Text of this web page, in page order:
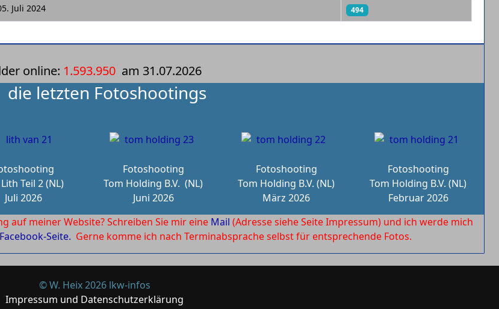
Juli 2024 494
online: 1.593.950 am 31.07.2026
die letzten Fotoshootings
Teil 2 (NL)
Juli 2026
Fotoshooting
Tom Holding B.V. (NL)
Juni 2026
Fotoshooting
Tom Holding B.V. (NL)
März 2026
Fotoshooting
Tom Holding B.V. (NL)
Februar 2026
auf meiner Website? Schreiben Sie mir eine Mail (Adresse siehe Seite Impressum) und ich werde mich
Facebook-Seite. Gerne komme ich nach Terminabsprache selbst für entsprechende Fotos.
© W. Heix 2026 lkw-infos
Impressum und Datenschutzerklärung